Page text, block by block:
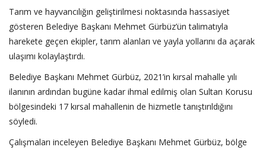
Tarım ve hayvancılığın geliştirilmesi noktasında hassasiyet
gösteren Belediye Başkanı Mehmet Gürbüz’ün talimatıyla
harekete geçen ekipler, tarım alanları ve yayla yollarını da açarak
ulaşımı kolaylaştırdı.
Belediye Başkanı Mehmet Gürbüz, 2021’in kırsal mahalle yılı
ilanının ardından bugüne kadar ihmal edilmiş olan Sultan Korusu
bölgesindeki 17 kırsal mahallenin de hizmetle tanıştırıldığını
söyledi.
Çalışmaları inceleyen Belediye Başkanı Mehmet Gürbüz, bölge